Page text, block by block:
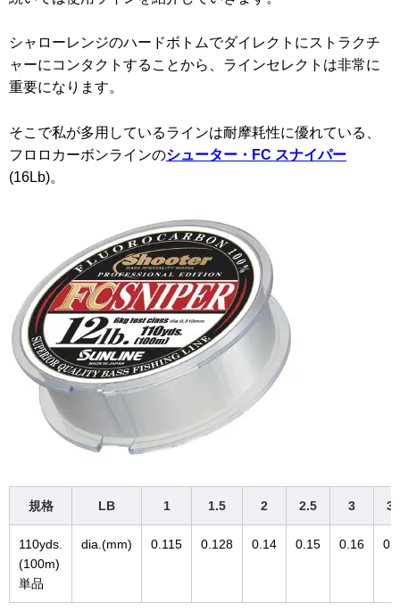
シャローレンジのハードボトムでダイレクトにストラクチ
ャーにコンタクトすることから、ラインセレクトは非常に
重要になります。
そこで私が多用しているラインは耐摩耗性に優れている、
フロロカーボンラインのシューター・FC スナイパー
(16Lb)。
規格 LB 1 1.5 2 2.5 3
110yds.
(100m)
単品
dia.(mm) 0.115 0.128 0.14 0.15 0.16